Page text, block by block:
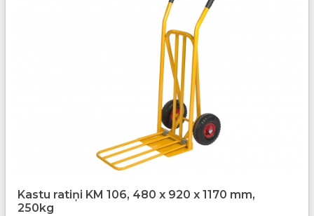
Kastu ratiņi KM 106, 480 x 920 x 1170 mm,
250kg